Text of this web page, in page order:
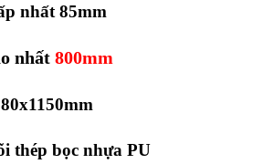
nhất 85mm
nhất 800mm
thép bọc nhựa PU